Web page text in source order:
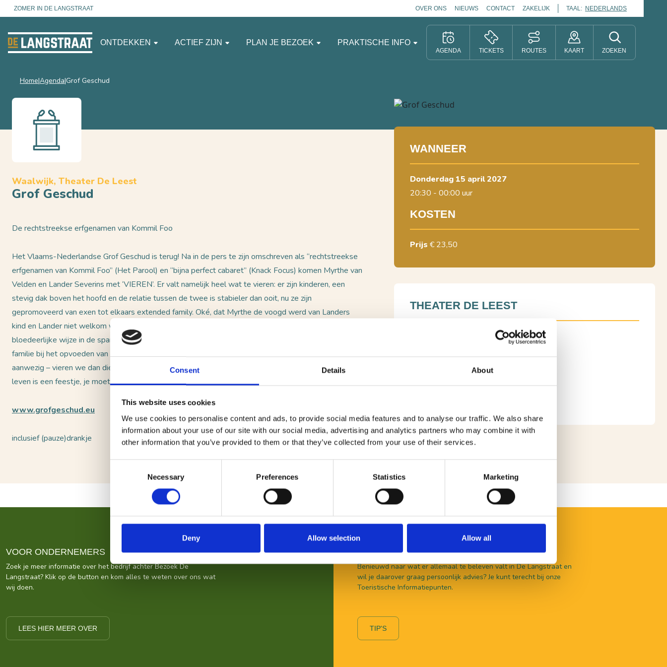
Consent Details About
This website uses cookies
We use cookies to personalise content and ads, to provide social media features and to analyse our traffic. We also share
information about your use of our site with our social media, advertising and analytics partners who may combine it with
other information that you’ve provided to them or that they’ve collected from your use of their services.
Necessary Preferences Statistics Marketing
Deny Allow selection Allow all
ZOMER IN DE LANGSTRAAT OVER ONS NIEUWS CONTACT ZAKELIJK TAAL: NEDERLANDS
ONTDEKKEN ACTIEF ZIJN PLAN JE BEZOEK PRAKTISCHE INFO
AGENDA TICKETS ROUTES KAART ZOEKEN
Home Agenda Grof Geschud
Waalwijk, Theater De Leest
Grof Geschud
De rechtstreekse erfgenamen van Kommil Foo
Het Vlaams-Nederlandse Grof Geschud is terug! Na in de pers te zijn omschreven als “rechtstreekse
erfgenamen van Kommil Foo” (Het Parool) en “bijna perfect cabaret” (Knack Focus) komen Myrthe van
Velden en Lander Severins met ‘VIEREN’. Er valt namelijk heel wat te vieren: er zijn kinderen, een
stevig dak boven het hoofd en de relatie tussen de twee is stabieler dan ooit, nu ze zijn
gepromoveerd van exen tot elkaars extended family. Oké, dat Myrthe de voogd werd van Landers
kind en Lander niet welkom was op Myrthes bruiloft is wel een dingetje. Dus duikt het duo op
bloedeerlijke wijze in de spanningen in hun nieuwe bestaan. Hoe compenseer je het gemis van je
familie bij het opvoeden van een nieuw leventje? En als die familie er wél is – zelfs behoorlijk
aanwezig – vieren we dan die familieband of laten we het vieren? Want je weet wat ze zeggen: het
leven is een feestje, je moet alleen zelf je familie ophangen.
www.grofgeschud.eu
inclusief (pauze)drankje
WANNEER
donderdag 15 april 2027
20:30 - 00:00 uur
KOSTEN
Prijs € 23,50
THEATER DE LEEST
Vredesplein 12, 5142 RA Waalwijk
VOOR ONDERNEMERS
Zoek je meer informatie over het bedrijf achter Bezoek De
Langstraat? Klik op de button en kom alles te weten over ons wat
wij doen.
LEES HIER MEER OVER
VOOR BEZOEKERS
Benieuwd naar wat er allemaal te beleven valt in De Langstraat en
wil je daarover graag persoonlijk advies? Je kunt terecht bij onze
Toeristische Informatiepunten.
TIP'S